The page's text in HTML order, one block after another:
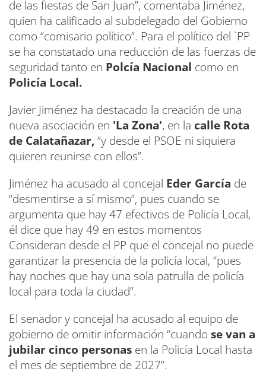
de las fiestas de San Juan”, comentaba Jiménez,
quien ha calificado al subdelegado del Gobierno
como “comisario político”. Para el político del `PP
se ha constatado una reducción de las fuerzas de
seguridad tanto en Polcía Nacional como en
Policía Local.
Javier Jiménez ha destacado la creación de una
nueva asociación en 'La Zona', en la calle Rota
de Calatañazar,“y desde el PSOE ni siquiera
quieren reunirse con ellos”.
Jiménez ha acusado al concejal Eder García de
“desmentirse a sí mismo”, pues cuando se
argumenta que hay 47 efectivos de Policía Local,
él dice que hay 49 en estos momentos
Consideran desde el PP que el concejal no puede
garantizar la presencia de la policía local, “pues
hay noches que hay una sola patrulla de policía
local para toda la ciudad”.
El senador y concejal ha acusado al equipo de
gobierno de omitir información “cuando se van a
jubilar cinco personas en la Policía Local hasta
el mes de septiembre de 2027”.